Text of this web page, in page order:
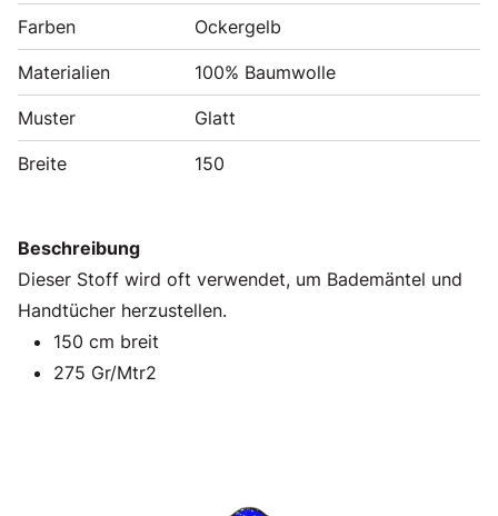
Farben Ockergelb
Materialien 100% Baumwolle
Muster Glatt
Breite 150
Beschreibung
Dieser Stoff wird oft verwendet, um Bademäntel und
Handtücher herzustellen.
150 cm breit
275 Gr/Mtr2